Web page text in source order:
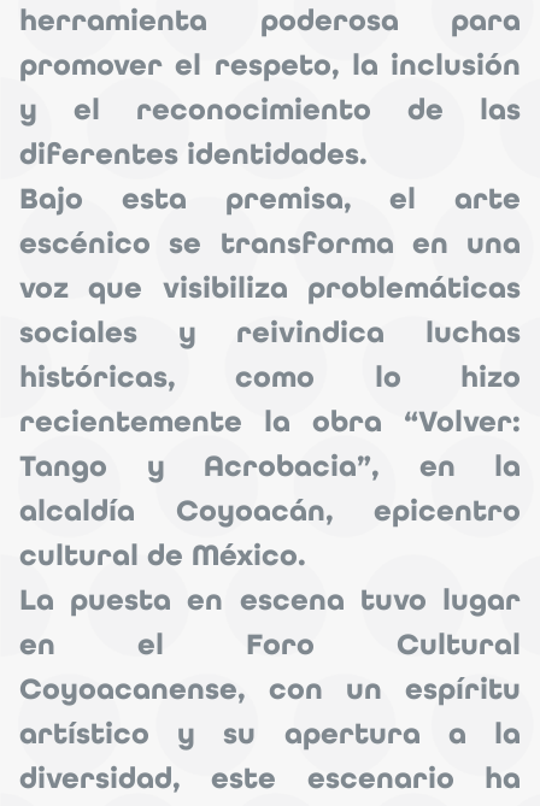
herramienta poderosa para
promover el respeto, la inclusión
y el reconocimiento de las
diferentes identidades.
Bajo esta premisa, el arte
escénico se transforma en una
voz que visibiliza problemáticas
sociales y reivindica luchas
históricas, como lo hizo
recientemente la obra “Volver:
Tango y Acrobacia”, en la
alcaldía Coyoacán, epicentro
cultural de México.
La puesta en escena tuvo lugar
en el Foro Cultural
Coyoacanense, con un espíritu
artístico y su apertura a la
diversidad, este escenario ha